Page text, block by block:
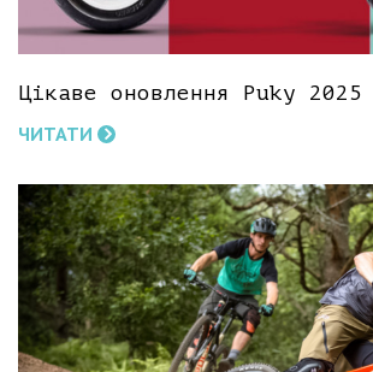
Цікаве оновлення Puky 2025
ЧИТАТИ